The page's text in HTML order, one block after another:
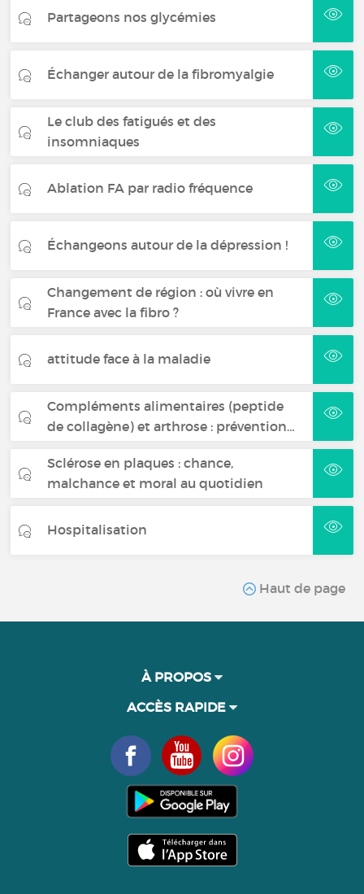
Partageons nos glycémies
Échanger autour de la fibromyalgie
Le club des fatigués et des
insomniaques
Ablation FA par radio fréquence
Échangeons autour de la dépression !
Changement de région : où vivre en
France avec la fibro ?
attitude face à la maladie
Compléments alimentaires (peptide
de collagène) et arthrose : prévention…
Sclérose en plaques : chance,
malchance et moral au quotidien
Hospitalisation
Haut de page
À PROPOS
ACCÈS RAPIDE